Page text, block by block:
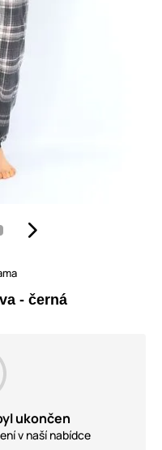
- černá
ukončen
v naší nabídce